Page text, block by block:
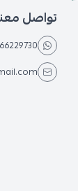
تواصل